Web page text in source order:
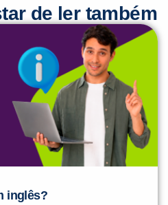
de ler também
inglês?